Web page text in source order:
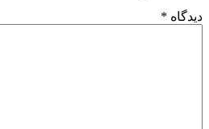
دیدگاه *